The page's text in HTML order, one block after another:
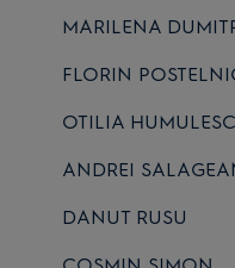
MARILENA
FLORIN
OTILIA
ANDREI
DANUT RUSU